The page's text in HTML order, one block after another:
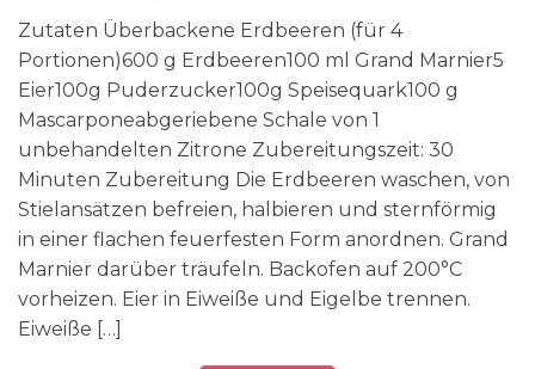
Zutaten Überbackene Erdbeeren (für 4
Portionen)600 g Erdbeeren100 ml Grand Marnier5
Eier100g Puderzucker100g Speisequark100 g
Mascarponeabgeriebene Schale von 1
unbehandelten Zitrone Zubereitungszeit: 30
Minuten Zubereitung Die Erdbeeren waschen, von
Stielansätzen befreien, halbieren und sternförmig
in einer flachen feuerfesten Form anordnen. Grand
Marnier darüber träufeln. Backofen auf 200°C
vorheizen. Eier in Eiweiße und Eigelbe trennen.
Eiweiße […]